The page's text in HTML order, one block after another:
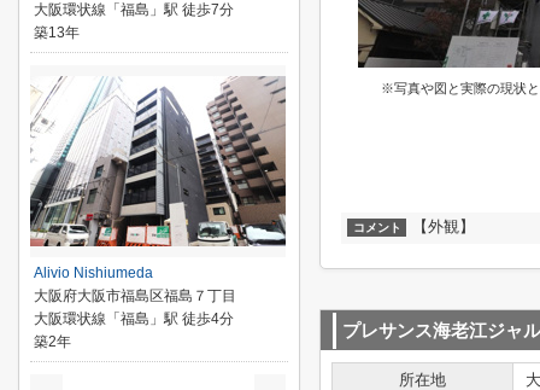
※写真や図と実際の現状
コメント 【外観】
プレサンス海老江ジャ
所在地
大阪環状線「福島」駅 徒歩7分
築13年
Alivio Nishiumeda
大阪府大阪市福島区福島７丁目
大阪環状線「福島」駅 徒歩4分
築2年